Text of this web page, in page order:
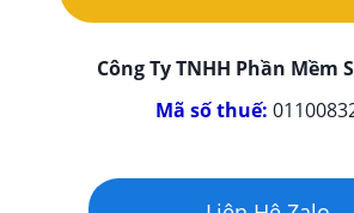
Công Ty TNHH Phần Mềm
Mã số thuế: